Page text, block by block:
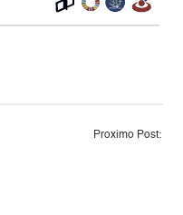
Proximo Post: